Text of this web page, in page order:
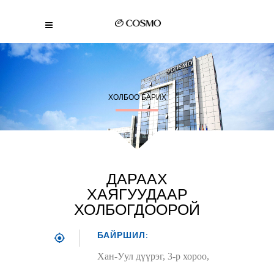
ХОЛБОО БАРИХ
ДАРААХ
ХАЯГУУДААР
ХОЛБОГДООРОЙ
БАЙРШИЛ:
Хан-Уул дүүрэг, 3-р хороо,